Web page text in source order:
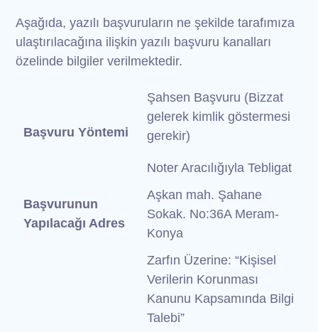
Aşağıda, yazılı başvuruların ne şekilde tarafımıza
ulaştırılacağına ilişkin yazılı başvuru kanalları
özelinde bilgiler verilmektedir.
Başvuru Yöntemi
Şahsen Başvuru (Bizzat
gelerek kimlik göstermesi
gerekir)
Noter Aracılığıyla Tebligat
Başvurunun
Yapılacağı Adres
Aşkan mah. Şahane
Sokak. No:36A Meram-
Konya
Zarfın Üzerine: “Kişisel
Verilerin Korunması
Kanunu Kapsamında Bilgi
Talebi”